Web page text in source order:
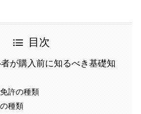
目次
が購入前に知るべき基礎知
許の種類
種類